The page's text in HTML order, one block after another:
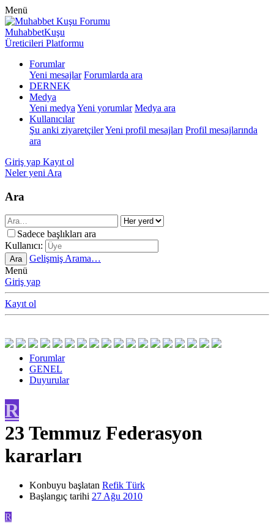
Menü
MuhabbetKuşu
Üreticileri Platformu
Forumlar
Yeni mesajlar Forumlarda ara
DERNEK
Medya
Yeni medya Yeni yorumlar Medya ara
Kullanıcılar
Şu anki ziyaretçilerYeni profil mesajları Profil mesajlarında
ara
Giriş yap Kayıt ol
Neler yeni Ara
Ara
Sadece başlıkları ara
Kullanıcı:
Ara
Gelişmiş Arama…
Menü
Giriş yap
Kayıt ol
Forumlar
GENEL
Duyurular
R
23 Temmuz Federasyon
kararları
Konbuyu başlatan Refik Türk
Başlangıç tarihi 27 Ağu 2010
R